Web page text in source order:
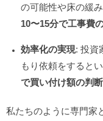
の可能性や床の緩
10〜15分で工事費
効率化の実現: 投資
もり依頼をすると
で買い付け額の判
私たちのように専門家